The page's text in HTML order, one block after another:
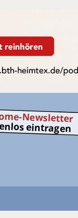
Newsletter
eintragen